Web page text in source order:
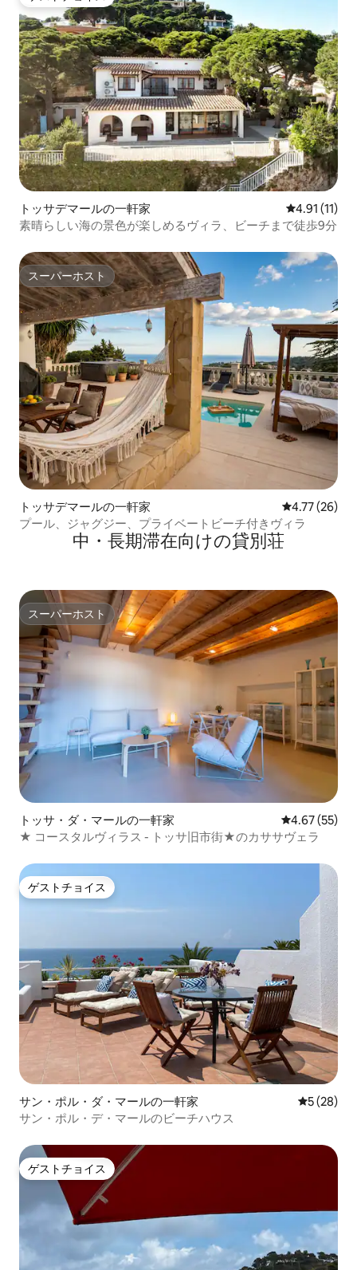
トッサデマールの一軒家 レビュー11
4.91 (11)
素晴らしい海の景色が楽しめるヴィラ、ビーチまで徒歩9分
スーパーホスト
スーパーホスト
トッサデマールの一軒家 レビュー26
4.77 (26)
プール、ジャグジー、プライベートビーチ付きヴィラ
中・長期滞在向けの貸別荘
スーパーホスト
スーパーホスト
トッサ・ダ・マールの一軒家 レビュー55
4.67 (55)
★ コースタルヴィラス - トッサ旧市街★のカササヴェラ
ゲストチョイス
ゲストチョイス
サン・ポル・ダ・マールの一軒家 レビュー
5 (28)
サン・ポル・デ・マールのビーチハウス
ゲストチョイス
ゲストチョイス